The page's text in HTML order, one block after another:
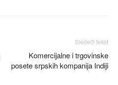
Sledeći tekst
Komercijalne i trgovinske
posete srpskih kompanija Indiji